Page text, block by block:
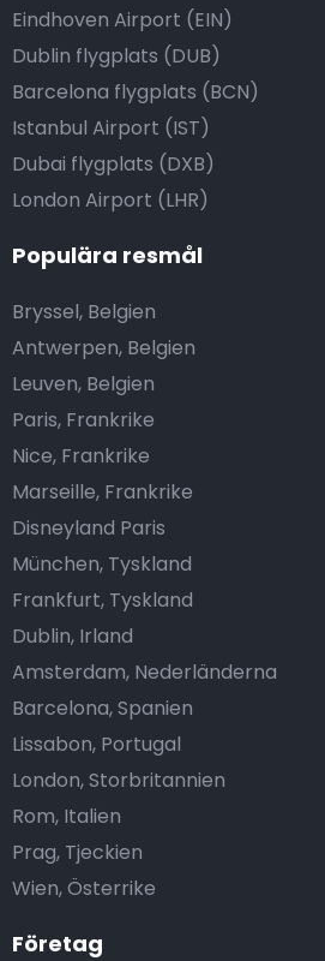
Företag
Eindhoven Airport (EIN)
Dublin flygplats (DUB)
Barcelona flygplats (BCN)
Istanbul Airport (IST)
Dubai flygplats (DXB)
London Airport (LHR)
Populära resmål
Bryssel, Belgien
Antwerpen, Belgien
Leuven, Belgien
Paris, Frankrike
Nice, Frankrike
Marseille, Frankrike
Disneyland Paris
München, Tyskland
Frankfurt, Tyskland
Dublin, Irland
Amsterdam, Nederländerna
Barcelona, Spanien
Lissabon, Portugal
London, Storbritannien
Rom, Italien
Prag, Tjeckien
Wien, Österrike